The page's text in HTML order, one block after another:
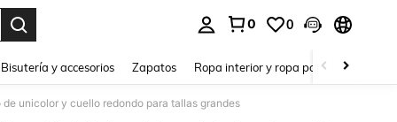
0 0
Bisutería y accesorios Zapatos Ropa interior y ropa para dormir
unicolor y cuello redondo para tallas grandes